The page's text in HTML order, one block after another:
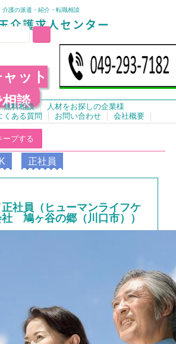
介護の派遣・紹介・転職相談
ット
談
無料相談
人材をお探しの企業様
くある質問 お問い合わせ 会社概要
ープする
正社員
社員（ヒューマンライフケ
鳩ヶ谷の郷（川口市））